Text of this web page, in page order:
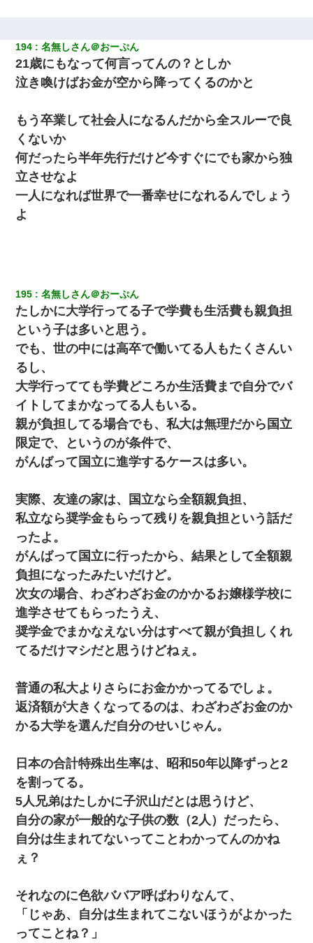
194 名無しさん＠おーぷん
21歳にもなって何言ってんの？としか
泣き喚けばお金が空から降ってくるのかと
もう卒業して社会人になるんだから全スルーで良
くないか
何だったら半年先行だけど今すぐにでも家から独
立させなよ
一人になれば世界で一番幸せになれるんでしょう
よ
195 名無しさん＠おーぷん
たしかに大学行ってる子で学費も生活費も親負担
という子は多いと思う。
でも、世の中には高卒で働いてる人もたくさんい
るし、
大学行ってても学費どころか生活費まで自分でバ
イトしてまかなってる人もいる。
親が負担してる場合でも、私大は無理だから国立
限定で、というのが条件で、
がんばって国立に進学するケースは多い。
実際、友達の家は、国立なら全額親負担、
私立なら奨学金もらって残りを親負担という話だ
ったよ。
がんばって国立に行ったから、結果として全額親
負担になったみたいだけど。
次女の場合、わざわざお金のかかるお嬢様学校に
進学させてもらったうえ、
奨学金でまかなえない分はすべて親が負担しくれ
てるだけマシだと思うけどねぇ。
普通の私大よりさらにお金かかってるでしょ。
返済額が大きくなってるのは、わざわざお金のか
かる大学を選んだ自分のせいじゃん。
日本の合計特殊出生率は、昭和50年以降ずっと2
を割ってる。
5人兄弟はたしかに子沢山だとは思うけど、
自分の家が一般的な子供の数（2人）だったら、
自分は生まれてないってことわかってんのかね
ぇ？
それなのに色欲ババア呼ばわりなんて、
「じゃあ、自分は生まれてこないほうがよかった
ってことね？」